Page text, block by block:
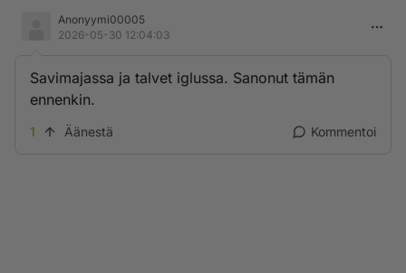
Anonyymi00005
2026-05-30 12:04:03
Savimajassa ja talvet iglussa. Sanonut tämän
ennenkin.
1 Äänestä Kommentoi